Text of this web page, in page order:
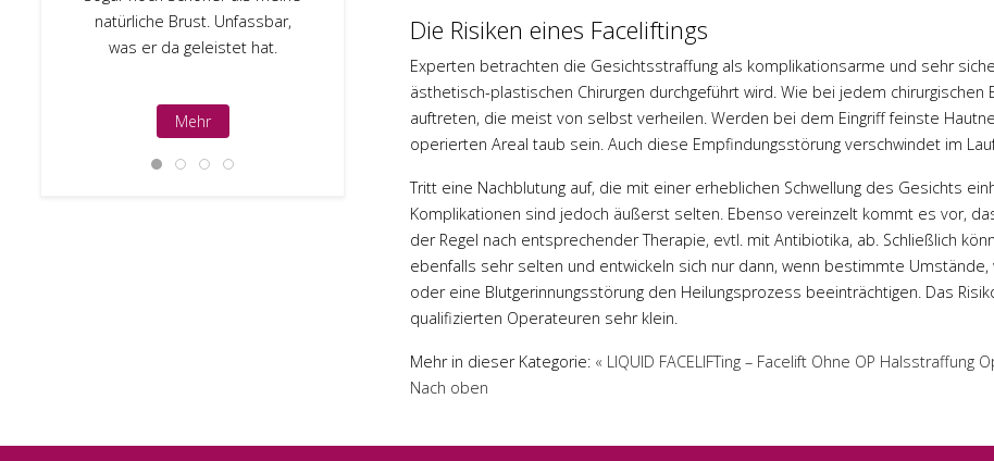
natürliche Brust. Unfassbar,
was er da geleistet hat.
Mehr
anvertraut habe!
Mehr
Spiegel zu betrachten und
meine Brust als so schön zu
empfinden!
Mehr
Die Risiken eines Faceliftings
Experten betrachten die Gesichtsstraffung als komplikationsarme und sehr
ästhetisch-plastischen Chirurgen durchgeführt wird. Wie bei jedem
auftreten, die meist von selbst verheilen. Werden bei dem Eingriff feinste
operierten Areal taub sein. Auch diese Empfindungsstörung verschwindet im
Tritt eine Nachblutung auf, die mit einer erheblichen Schwellung des Gesichts
Komplikationen sind jedoch äußerst selten. Ebenso vereinzelt kommt es vor,
der Regel nach entsprechender Therapie, evtl. mit Antibiotika, ab. Schließlich
ebenfalls sehr selten und entwickeln sich nur dann, wenn bestimmte
oder eine Blutgerinnungsstörung den Heilungsprozess beeinträchtigen. Das
qualifizierten Operateuren sehr klein.
Mehr in dieser Kategorie: « LIQUID FACELIFTing – Facelift Ohne OP Halsstraffung
Nach oben